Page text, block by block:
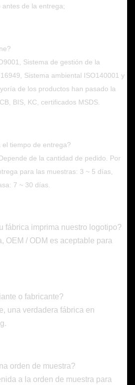
de la entrega;
Sistema de gestión de la
Sistema ambiental ISO140001 y
de los productos han pasado la
BIS, KC, certificados MSDS.
tiempo de entrega?
de la cantidad de pedido. Por
para las muestras: 3 ~ 5 días,
7 ~ 30 días.
fábrica imprima nuestro logotipo?
OEM / ODM es aceptable para
o fabricante?
una verdadera fábrica en
orden de muestra?
a la orden de muestra para